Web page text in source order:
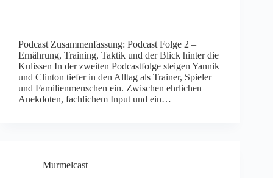
Podcast Zusammenfassung: Podcast Folge 2 –
Ernährung, Training, Taktik und der Blick hinter die
Kulissen In der zweiten Podcastfolge steigen Yannik
und Clinton tiefer in den Alltag als Trainer, Spieler
und Familienmenschen ein. Zwischen ehrlichen
Anekdoten, fachlichem Input und ein…
Murmelcast